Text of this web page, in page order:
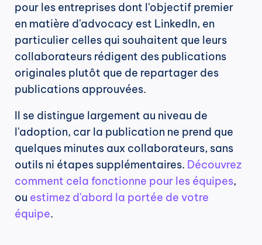
pour les entreprises dont l'objectif premier
en matière d'advocacy est LinkedIn, en
particulier celles qui souhaitent que leurs
collaborateurs rédigent des publications
originales plutôt que de repartager des
publications approuvées.
Il se distingue largement au niveau de
l'adoption, car la publication ne prend que
quelques minutes aux collaborateurs, sans
outils ni étapes supplémentaires. Découvrez
comment cela fonctionne pour les équipes,
ou estimez d'abord la portée de votre
équipe.